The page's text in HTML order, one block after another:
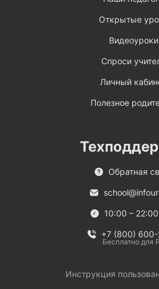
Открытые
Видеоуроки
Спроси
Личный
Полезное
Обратная
10:00 –
+7 (800) 600-
Бесплатно для
Инструкция